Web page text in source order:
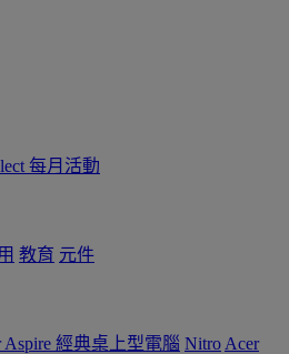
每月活動
教育 元件
Aspire 經典桌上型電腦 Nitro Acer